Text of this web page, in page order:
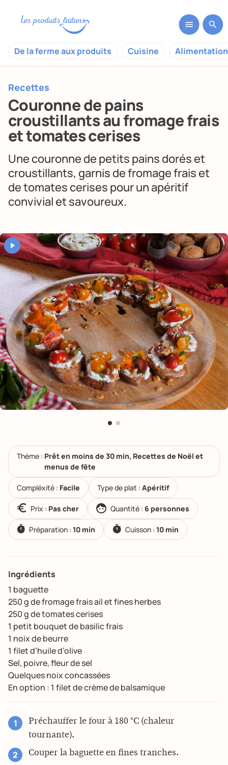
De la ferme aux produits Cuisine
Recettes
Couronne de pains
croustillants au fromage frais
et tomates cerises
Une couronne de petits pains dorés et
croustillants, garnis de fromage frais et
de tomates cerises pour un apéritif
convivial et savoureux.
Thème : Prêt en moins de 30 min, Recettes de Noël et
menus de fête
Compléxité : Facile Type de plat : Apéritif
Prix : Pas cher Quantité : 6 personnes
Préparation :10 min Cuisson : 10 min
Ingrédients
1 baguette
250 g de fromage frais ail et fines herbes
250 g de tomates cerises
1 petit bouquet de basilic frais
1 noix de beurre
1 filet d’huile d’olive
Sel, poivre, fleur de sel
Quelques noix concassées
En option : 1 filet de crème de balsamique
Préchauffer le four à 180 °C (chaleur
tournante).
Couper la baguette en fines tranches.